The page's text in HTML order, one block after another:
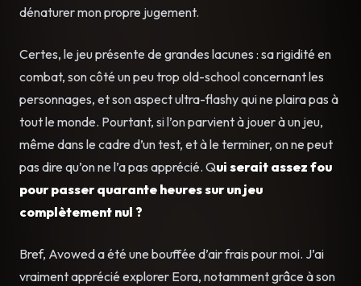
dénaturer mon propre jugement.
Certes, le jeu présente de grandes lacunes : sa rigidité en
combat, son côté un peu trop old-school concernant les
personnages, et son aspect ultra-flashy qui ne plaira pas à
tout le monde. Pourtant, si l’on parvient à jouer à un jeu,
même dans le cadre d’un test, et à le terminer, on ne peut
pas dire qu’on ne l’a pas apprécié. Qui serait assez fou
pour passer quarante heures sur un jeu
complètement nul ?
Bref, Avowed a été une bouffée d’air frais pour moi. J’ai
vraiment apprécié explorer Eora, notamment grâce à son